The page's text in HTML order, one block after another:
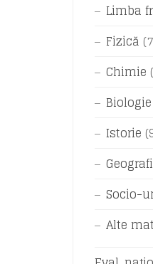
Limba
Fizică
Chimie
Biologie
Istorie
Socio-
Alte